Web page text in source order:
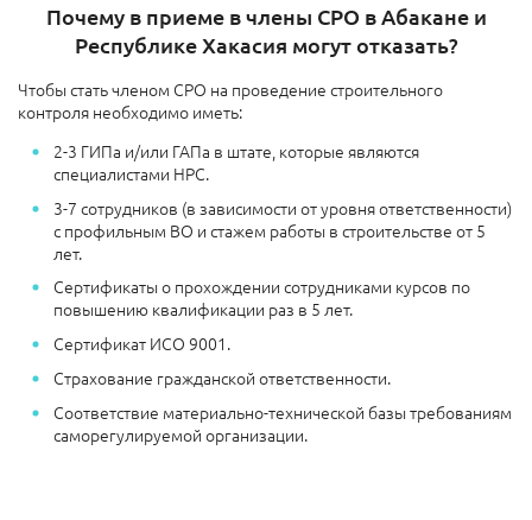
Почему в приеме в члены СРО в Абакане и
Республике Хакасия могут отказать?
Чтобы стать членом СРО на проведение строительного
контроля необходимо иметь:
2-3 ГИПа и/или ГАПа в штате, которые являются
специалистами НРС.
3-7 сотрудников (в зависимости от уровня ответственности)
с профильным ВО и стажем работы в строительстве от 5
лет.
Сертификаты о прохождении сотрудниками курсов по
повышению квалификации раз в 5 лет.
Сертификат ИСО 9001.
Страхование гражданской ответственности.
Соответствие материально-технической базы требованиям
саморегулируемой организации.